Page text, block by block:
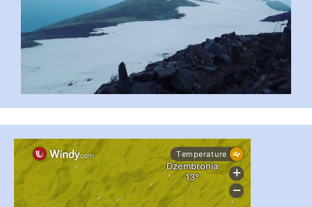
...
pimrec_project